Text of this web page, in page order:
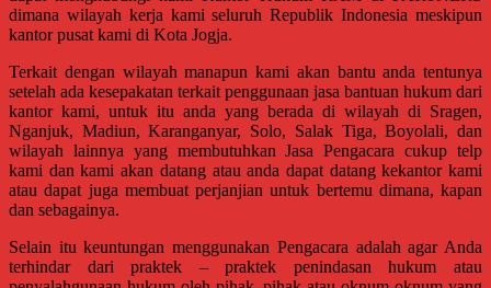
Bandar
Lampung,
Badung,
Gianyar,
Mataram,
Lombok,
Temanggung,
Sragen,
Karanganyar,
Malang,
Kediri,
dimana wilayah kerja kami seluruh Republik Indonesia meskipun
kantor pusat kami di Kota Jogja.
Terkait dengan wilayah manapun kami akan bantu anda tentunya
setelah ada kesepakatan terkait penggunaan jasa bantuan hukum dari
kantor kami, untuk itu anda yang berada di wilayah di Sragen,
Nganjuk, Madiun, Karanganyar, Solo, Salak Tiga, Boyolali, dan
wilayah lainnya yang membutuhkan Jasa Pengacara cukup telp
kami dan kami akan datang atau anda dapat datang kekantor kami
atau dapat juga membuat perjanjian untuk bertemu dimana, kapan
dan sebagainya.
Selain itu keuntungan menggunakan Pengacara adalah agar Anda
terhindar dari praktek – praktek penindasan hukum atau